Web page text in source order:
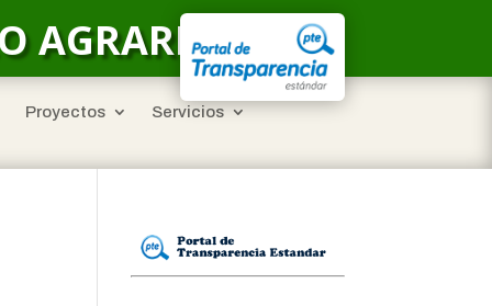
AGRARIO
Proyectos Servicios